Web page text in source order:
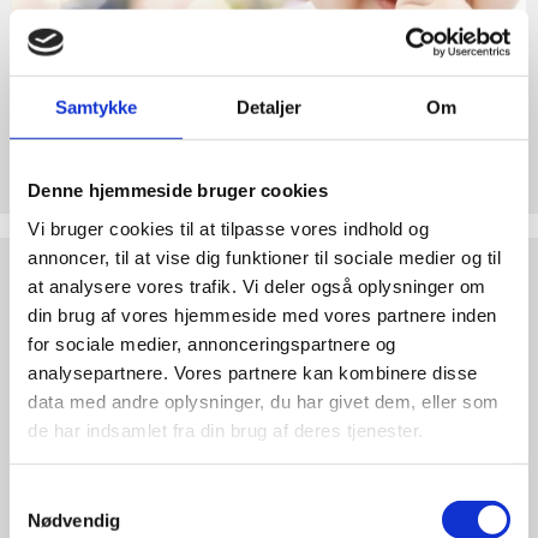
Samtykke Detaljer Om
Denne hjemmeside bruger cookies
Vi bruger cookies til at tilpasse vores indhold og
annoncer, til at vise dig funktioner til sociale medier og til
at analysere vores trafik. Vi deler også oplysninger om
din brug af vores hjemmeside med vores partnere inden
for sociale medier, annonceringspartnere og
analysepartnere. Vores partnere kan kombinere disse
data med andre oplysninger, du har givet dem, eller som
de har indsamlet fra din brug af deres tjenester.
Nødvendig
abort
Life
internationalt
2.8:
Nyhedsbrev
3.0:
Nyheder
4.0:
Webshop
Støt Retten til Liv
Hjertelig tak for ethvert bidrag til Retten til Liv
Test
dine
argumenter